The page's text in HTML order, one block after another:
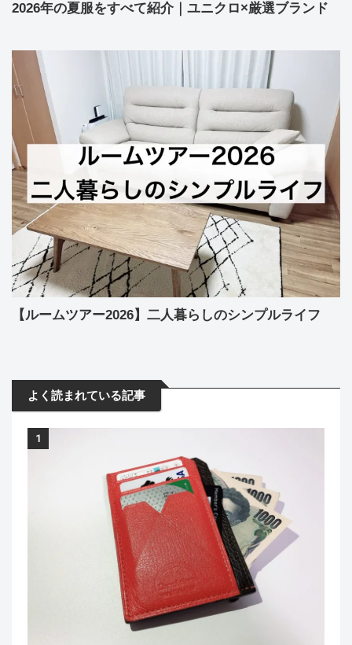
2026年の夏服をすべて紹介｜ユニクロ×厳選ブランド
【ルームツアー2026】二人暮らしのシンプルライフ
よく読まれている記事
1